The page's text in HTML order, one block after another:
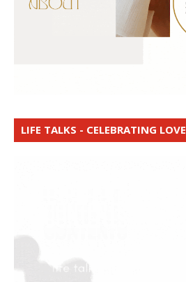
LIFE TALKS - CELEBRATING LOVE